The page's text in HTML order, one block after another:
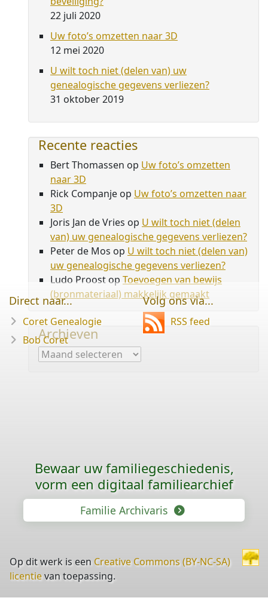
22 juli 2020
Uw foto’s omzetten naar 3D
12 mei 2020
U wilt toch niet (delen van) uw
genealogische gegevens verliezen?
31 oktober 2019
Recente reacties
Bert Thomassen op Uw foto’s omzetten
naar 3D
Rick Companje op Uw foto’s omzetten naar
3D
Joris Jan de Vries op U wilt toch niet (delen
van) uw genealogische gegevens verliezen?
Peter de Mos op U wilt toch niet (delen van)
uw genealogische gegevens verliezen?
Ludo Proostop Toevoegen van bewijs
(bronmateriaal) makkelijk gemaakt
Archieven
Archieven
Direct naar...
Coret Genealogie
Bob Coret
Volg ons via...
RSS feed
Bewaar uw familie­geschiedenis,
vorm een digitaal familiearchief
Familie Archivaris
Op dit werk is een Creative Commons (BY-NC-SA)
licentievan toepassing.